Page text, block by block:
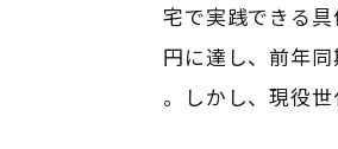
宅で実践できる
円に達し、前年
。しかし、現役